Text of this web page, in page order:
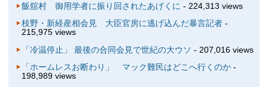
飯舘村 御用学者に振り回されたあげくに - 224,313 views
枝野・新経産相会見 大臣官房に逃げ込んだ暴言記者-
215,975 views
「冷温停止」 最後の合同会見で世紀の大ウソ - 207,016 views
「ホームレスお断わり」 マック難民はどこへ行くのか-
198,989 views